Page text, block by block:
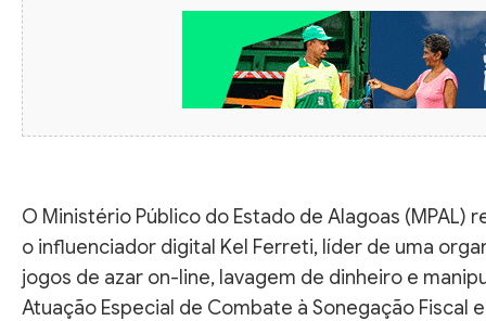
O Ministério Público do Estado de Alagoas
o influenciador digital Kel Ferreti, líder de uma
jogos de azar on-line, lavagem de dinheiro e
Atuação Especial de Combate à Sonegação Fiscal